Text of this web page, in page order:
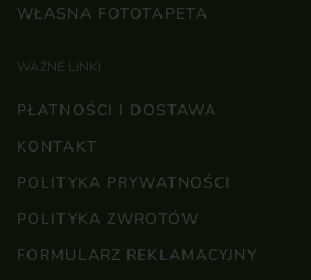
WŁASNA FOTOTAPETA
WAŻNE LINKI
PŁATNOŚCI I DOSTAWA
KONTAKT
POLITYKA PRYWATNOŚCI
POLITYKA ZWROTÓW
FORMULARZ REKLAMACYJNY